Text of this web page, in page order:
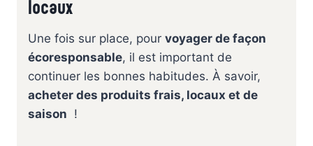
locaux
Une fois sur place, pour voyager de façon
écoresponsable, il est important de
continuer les bonnes habitudes. À savoir,
acheter des produits frais, locaux et de
saison !